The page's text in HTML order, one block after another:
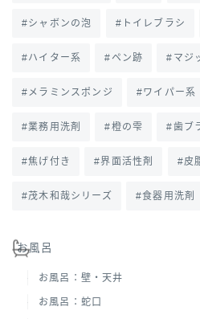
シャボンの泡 トイレブラシ
ハイター系 ペン跡 マジ
メラミンスポンジ ワイパー系
業務用洗剤 橙の雫 歯ブ
焦げ付き 界面活性剤 皮
茂木和哉シリーズ 食器用洗剤
お風呂
お風呂：壁・天井
お風呂：蛇口